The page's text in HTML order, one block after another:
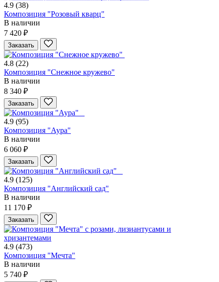
4.9 (38)
Композиция "Розовый кварц"
В наличии
7 420 ₽
Заказать
4.8 (22)
Композиция "Снежное кружево"
В наличии
8 340 ₽
Заказать
4.9 (95)
Композиция "Аура"
В наличии
6 060 ₽
Заказать
4.9 (125)
Композиция "Английский сад"
В наличии
11 170 ₽
Заказать
4.9 (473)
Композиция "Мечта"
В наличии
5 740 ₽